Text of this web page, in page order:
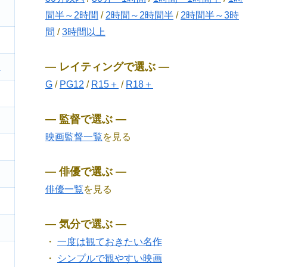
間半～2時間 / 2時間～2時間半 / 2時間半～3時
間 /3時間以上
― レイティングで選ぶ ―
G / PG12 / R15＋ / R18＋
― 監督で選ぶ ―
映画監督一覧を見る
― 俳優で選ぶ ―
俳優一覧を見る
― 気分で選ぶ ―
・ 一度は観ておきたい名作
・
シンプルで観やすい映画